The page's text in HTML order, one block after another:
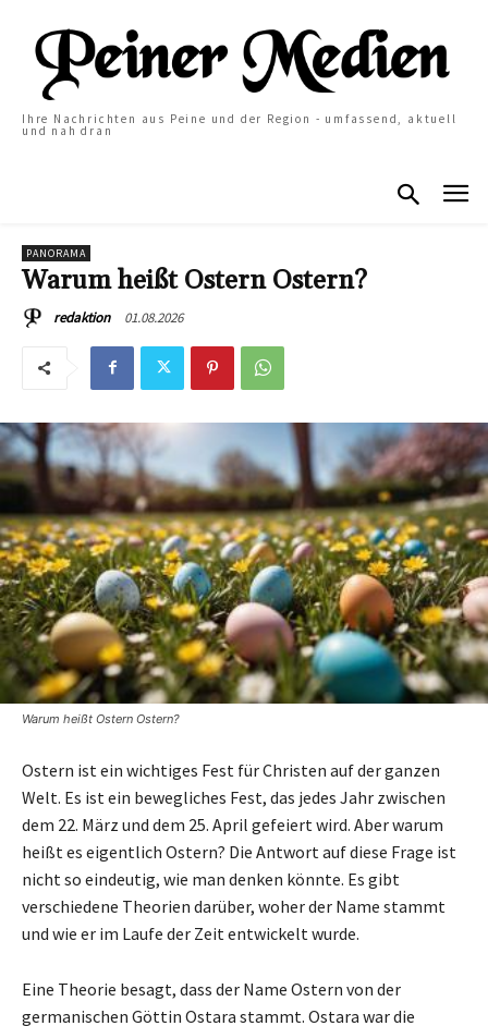
Ihre Nachrichten aus Peine und der Region - umfassend, aktuell
und nah dran
PANORAMA
Warum heißt Ostern Ostern?
redaktion 01.08.2026
Warum heißt Ostern Ostern?
Ostern ist ein wichtiges Fest für Christen auf der ganzen
Welt. Es ist ein bewegliches Fest, das jedes Jahr zwischen
dem 22. März und dem 25. April gefeiert wird. Aber warum
heißt es eigentlich Ostern? Die Antwort auf diese Frage ist
nicht so eindeutig, wie man denken könnte. Es gibt
verschiedene Theorien darüber, woher der Name stammt
und wie er im Laufe der Zeit entwickelt wurde.
Eine Theorie besagt, dass der Name Ostern von der
germanischen Göttin Ostara stammt. Ostara war die